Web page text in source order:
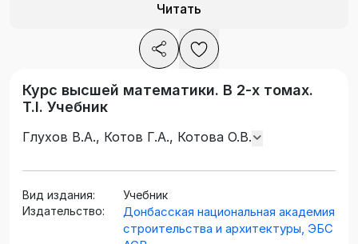
Читать
Курс высшей математики. В 2-х томах.
Т.I. Учебник
Глухов В.А., Котов Г.А., Котова О.В.
Вид издания:
Учебник
Издательство:
Донбасская национальная академия
строительства и архитектуры, ЭБС